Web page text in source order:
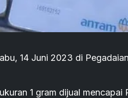
14 Juni 2023 di
1 gram dijual mencapai